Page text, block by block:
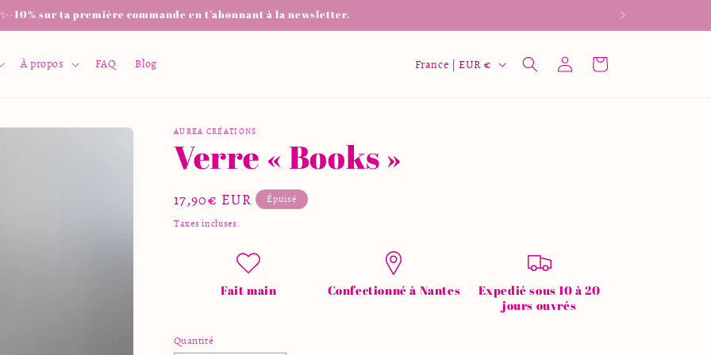
✨-10% sur ta première commande en t’abonnant à la newsletter.
À propos FAQ Blog
P
o
France | EUR € Connexion Panier
AUREA CRÉATIONS
Verre « Books »
Prix
habituel
17,90€ EUR
Épuisé
Taxes incluses.
Fait main Confectionné à Nantes
Expedié sous 10 à 20
jours ouvrés
Quantité
Quantité